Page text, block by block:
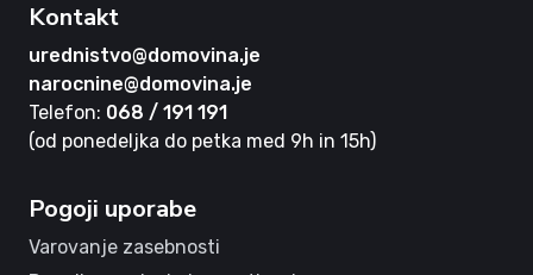
Kontakt
urednistvo@domovina.je
narocnine@domovina.je
Telefon: 068 / 191 191
(od ponedeljka do petka med 9h in 15h)
Pogoji uporabe
Varovanje zasebnosti